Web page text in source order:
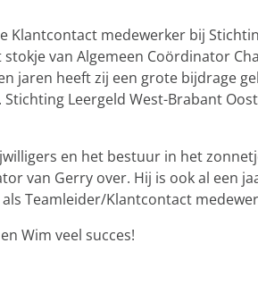
Klantcontact medewerker bij
van Algemeen Coördinator
jaren heeft zij een grote bijdrage
Leergeld West-Brabant
en het bestuur in het
van Gerry over. Hij is ook al een
Teamleider/Klantcontact
Wim veel succes!